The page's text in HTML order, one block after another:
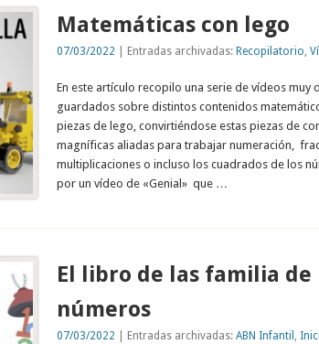
Matemáticas con lego
07/03/2022 | Entradas archivadas: Recopilatorio
En este artículo recopilo una serie de vídeos muy
guardados sobre distintos contenidos
piezas de lego, convirtiéndose estas piezas de
magníficas aliadas para trabajar numeración,
multiplicaciones o incluso los cuadrados de los
por un vídeo de «Genial» que …
El libro de las familia de
números
07/03/2022 | Entradas archivadas: ABN Infantil ,